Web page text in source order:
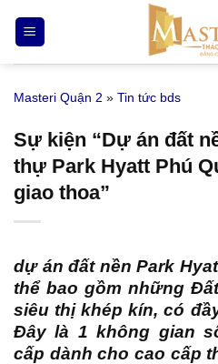
qua
nội
Masteri Quận 2 » Tin tức bds
Sự kiện “Dự án đất
thự Park Hyatt Phú
giao thoa”
dự án đất nền Park
thể bao gồm những
siêu thị khép kín, có
Đây là 1 không gian
cấp dành cho cao cấp